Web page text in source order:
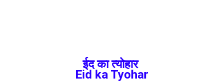
ईद का त्योहार
Eid ka Tyohar